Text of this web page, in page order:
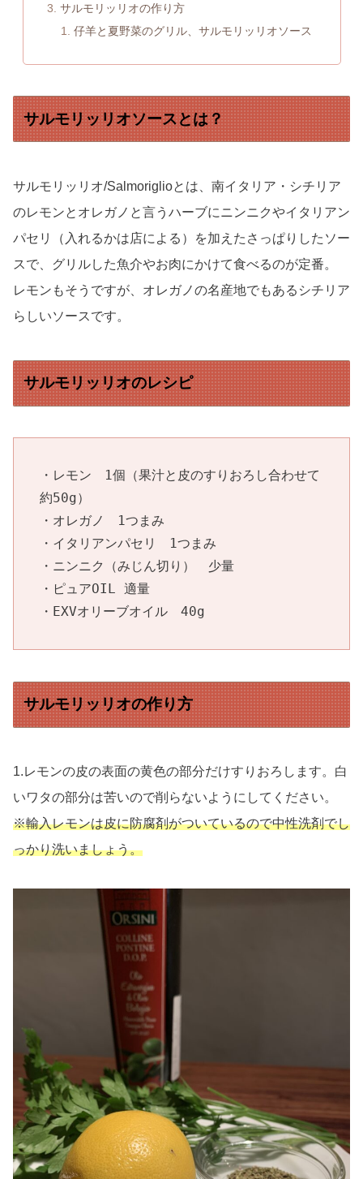
サルモリッリオの作り方
仔羊と夏野菜のグリル、サルモリッリオソース
サルモリッリオソースとは？
サルモリッリオ/Salmoriglioとは、南イタリア・シチリア
のレモンとオレガノと言うハーブにニンニクやイタリアン
パセリ（入れるかは店による）を加えたさっぱりしたソー
スで、グリルした魚介やお肉にかけて食べるのが定番。
レモンもそうですが、オレガノの名産地でもあるシチリア
らしいソースです。
サルモリッリオのレシピ
・レモン　1個（果汁と皮のすりおろし合わせて
約50g）
・オレガノ　1つまみ
・イタリアンパセリ　1つまみ
・ニンニク（みじん切り）　少量
・ピュアOIL 適量
・EXVオリーブオイル　40g
サルモリッリオの作り方
1.レモンの皮の表面の黄色の部分だけすりおろします。白
いワタの部分は苦いので削らないようにしてください。
※輸入レモンは皮に防腐剤がついているので中性洗剤でし
っかり洗いましょう。